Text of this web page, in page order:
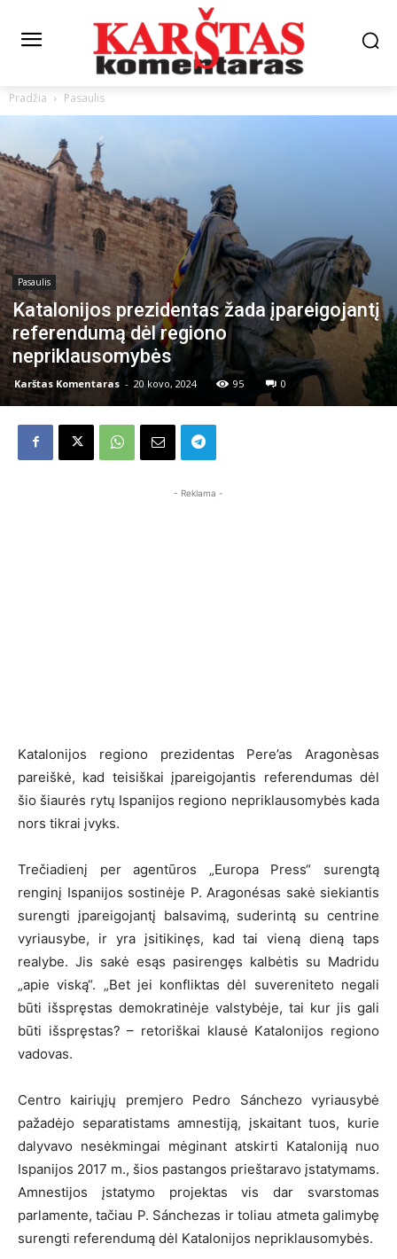
Pradžia Pasaulis
Pasaulis
Katalonijos prezidentas žada įpareigojantį
referendumą dėl regiono
nepriklausomybės
Karštas Komentaras - 20 kovo, 2024 95 0
- Reklama -
Katalonijos regiono prezidentas Pere’as Aragonèsas
pareiškė, kad teisiškai įpareigojantis referendumas dėl
šio šiaurės rytų Ispanijos regiono nepriklausomybės kada
nors tikrai įvyks.
Trečiadienį per agentūros „Europa Press“ surengtą
renginį Ispanijos sostinėje P. Aragonésas sakė siekiantis
surengti įpareigojantį balsavimą, suderintą su centrine
vyriausybe, ir yra įsitikinęs, kad tai vieną dieną taps
realybe. Jis sakė esąs pasirengęs kalbėtis su Madridu
„apie viską“. „Bet jei konfliktas dėl suvereniteto negali
būti išspręstas demokratinėje valstybėje, tai kur jis gali
būti išspręstas? – retoriškai klausė Katalonijos regiono
vadovas.
Centro kairiųjų premjero Pedro Sánchezo vyriausybė
pažadėjo separatistams amnestiją, įskaitant tuos, kurie
dalyvavo nesėkmingai mėginant atskirti Kataloniją nuo
Ispanijos 2017 m., šios pastangos prieštaravo įstatymams.
Amnestijos įstatymo projektas vis dar svarstomas
parlamente, tačiau P. Sánchezas ir toliau atmeta galimybę
surengti referendumą dėl Katalonijos nepriklausomybės.